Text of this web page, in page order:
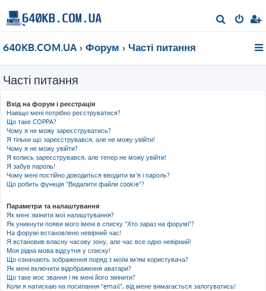
о
640KB.COM.UA Форум Часті питання
Часті питання
Вхід на форум і реєстрація
Навіщо мені потрібно реєструватися?
Що таке COPPA?
Чому я не можу зареєструватись?
Я тільки що зареєструвався, але не можу увійти!
Чому я не можу увійти?
Я колись зареєструвався, але тепер не можу увійти!
Я забув пароль!
Чому мені постійно доводиться вводити ім’я і пароль?
Що робить функція "Видалити файли cookie"?
Параметри та налаштування
Як мені змінити мої налаштування?
Як уникнути появи мого імені в списку "Хто зараз на форумі"?
На форумі встановлено невірний час!
Я встановив власну часову зону, але час все одно невірний!
Моя рідна мова відсутня у списку!
Що означають зображення поряд з моїм ім'ям користувача?
Як мені включити відображення аватари?
Що таке моє звання і як мені його змінити?
Коли я натискаю на посилання "email", від мене вимагається залогуватись!